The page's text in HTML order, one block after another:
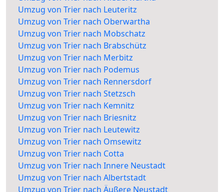
Umzug von Trier nach Leuteritz
Umzug von Trier nach Oberwartha
Umzug von Trier nach Mobschatz
Umzug von Trier nach Brabschütz
Umzug von Trier nach Merbitz
Umzug von Trier nach Podemus
Umzug von Trier nach Rennersdorf
Umzug von Trier nach Stetzsch
Umzug von Trier nach Kemnitz
Umzug von Trier nach Briesnitz
Umzug von Trier nach Leutewitz
Umzug von Trier nach Omsewitz
Umzug von Trier nach Cotta
Umzug von Trier nach Innere Neustadt
Umzug von Trier nach Albertstadt
Umzug von Trier nach Äußere Neustadt